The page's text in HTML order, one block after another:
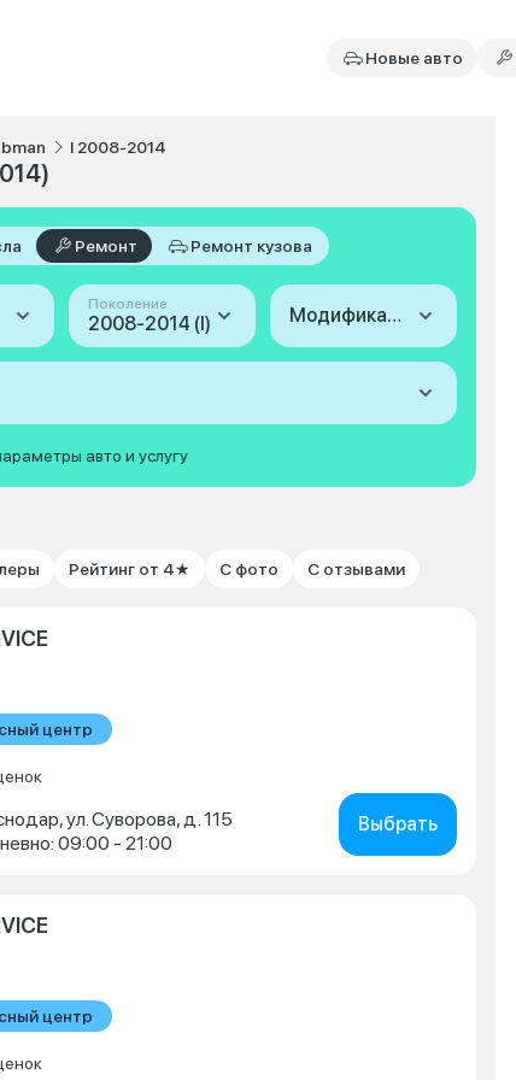
Новые авто
I 2008-2014
Ремонт Ремонт кузова
Поколение
2008-2014 (I) Модификация
авто и услугу
Рейтинг от 4★ С фото С отзывами
центр
ул. Суворова, д. 115
09:00 - 21:00
Выбрать
центр